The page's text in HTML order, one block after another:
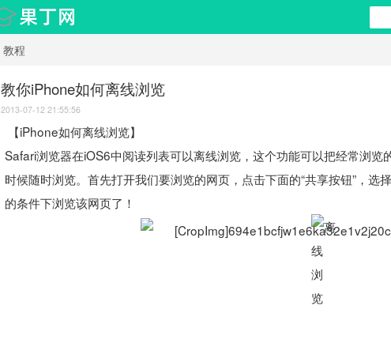
教程
教你iPhone如何离线浏览
2013-07-12 21:55:56
【iPhone如何离线浏览】
Safari浏览器在iOS6中阅读列表可以离线浏览，这个功能可以把经常浏览
时候随时浏览。首先打开我们要浏览的网页，点击下面的“共享按钮”，选
的条件下浏览该网页了！